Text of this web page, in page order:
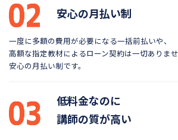
安心の月払い制
一度に多額の費用が必要になる一括前払いや、
高額な指定教材によるローン契約は一切ありませ
安心の月払い制です。
低料金なのに
講師の質が高い